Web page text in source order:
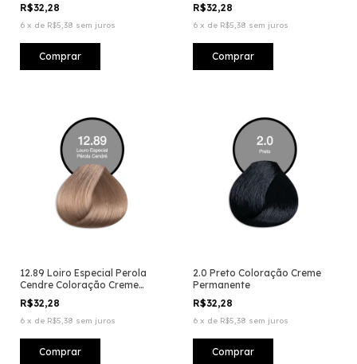
R$32,28
6 x de R$5,38 sem juros
R$32,28
6 x de R$5,38 sem juros
12.89 Loiro Especial Perola
Cendre Coloração Creme
Permanente
R$32,28
6 x de R$5,38 sem juros
2.0 Preto Coloração Creme
Permanente
R$32,28
6 x de R$5,38 sem juros